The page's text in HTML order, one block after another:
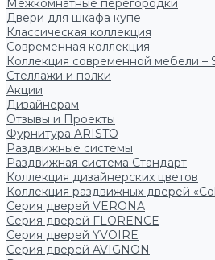
Межкомнатные перегородки
Двери для шкафа купе
Классическая коллекция
Современная коллекция
Коллекция современной мебели –
Стеллажи и полки
Акции
Дизайнерам
Отзывы и Проекты
Фурнитура ARISTO
Раздвижные системы
Раздвижная система Стандарт
Коллекция дизайнерских цветов
Коллекция раздвижных дверей
Серия дверей VERONA
Серия дверей FLORENCE
Серия дверей YVOIRE
Серия дверей AVIGNON